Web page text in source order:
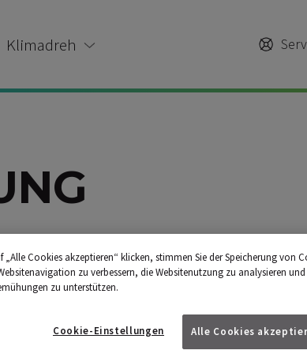
Klimadreh
und DC-
„Alle Cookies akzeptieren“ klicken, stimmen Sie der Speicherung von
zu verbessern, die Websitenutzung zu analysieren und
zu unterstützen.
Alle Cookies
Cookie-Einstellungen